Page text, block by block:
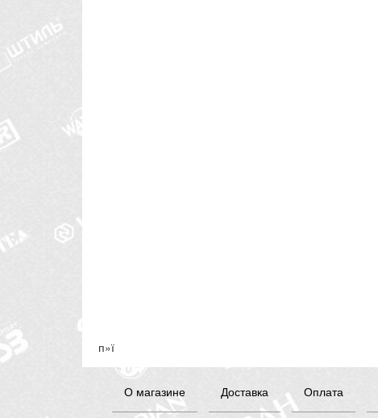
п»ї
О магазине Доставка Оплата